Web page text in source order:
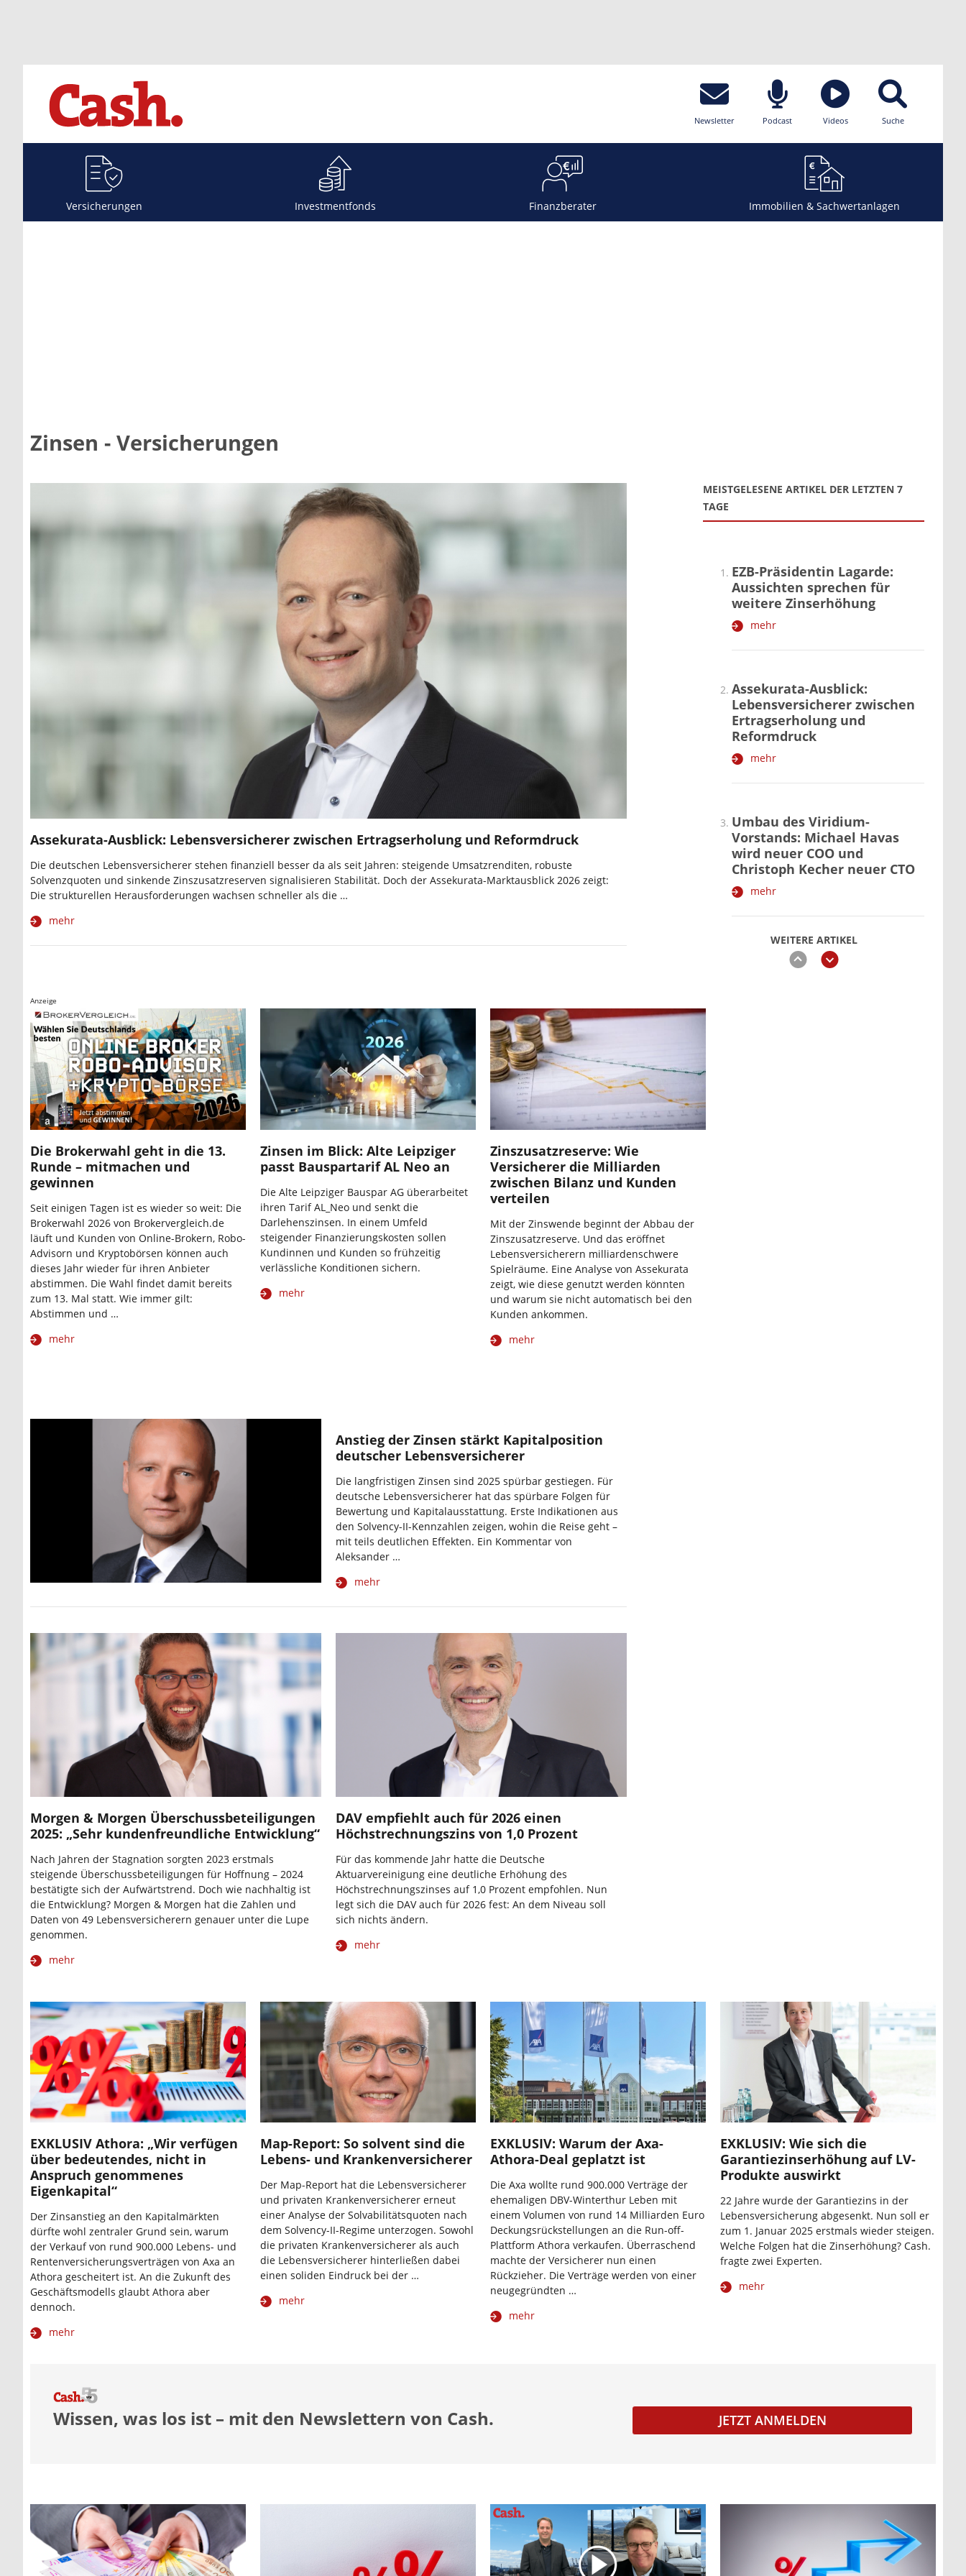
Newsletter Podcast Videos Suche
Versicherungen Investmentfonds Finanzberater Immobilien & Sachwertanlagen
Zinsen - Versicherungen
Assekurata-Ausblick: Lebensversicherer zwischen Ertragserholung und Reformdruck
Die deutschen Lebensversicherer stehen finanziell besser da als seit Jahren: steigende Umsatzrenditen, robuste
Solvenzquoten und sinkende Zinszusatzreserven signalisieren Stabilität. Doch der Assekurata-Marktausblick 2026 zeigt:
Die strukturellen Herausforderungen wachsen schneller als die …
mehr
MEISTGELESENE ARTIKEL DER LETZTEN 7
TAGE
WEITERE ARTIKEL
zurückweiter
EZB-Präsidentin Lagarde:
Aussichten sprechen für
weitere Zinserhöhung
mehr
Assekurata-Ausblick:
Lebensversicherer zwischen
Ertragserholung und
Reformdruck
mehr
Umbau des Viridium-
Vorstands: Michael Havas
wird neuer COO und
Christoph Kecher neuer CTO
mehr
Anzeige
Die Brokerwahl geht in die 13.
Runde – mitmachen und
gewinnen
Seit einigen Tagen ist es wieder so weit: Die
Brokerwahl 2026 von Brokervergleich.de
läuft und Kunden von Online-Brokern, Robo-
Advisorn und Kryptobörsen können auch
dieses Jahr wieder für ihren Anbieter
abstimmen. Die Wahl findet damit bereits
zum 13. Mal statt. Wie immer gilt:
Abstimmen und …
mehr
Zinsen im Blick: Alte Leipziger
passt Bauspartarif AL Neo an
Die Alte Leipziger Bauspar AG überarbeitet
ihren Tarif AL_Neo und senkt die
Darlehenszinsen. In einem Umfeld
steigender Finanzierungskosten sollen
Kundinnen und Kunden so frühzeitig
verlässliche Konditionen sichern.
mehr
Zinszusatzreserve: Wie
Versicherer die Milliarden
zwischen Bilanz und Kunden
verteilen
Mit der Zinswende beginnt der Abbau der
Zinszusatzreserve. Und das eröffnet
Lebensversicherern milliardenschwere
Spielräume. Eine Analyse von Assekurata
zeigt, wie diese genutzt werden könnten
und warum sie nicht automatisch bei den
Kunden ankommen.
mehr
Anstieg der Zinsen stärkt Kapitalposition
deutscher Lebensversicherer
Die langfristigen Zinsen sind 2025 spürbar gestiegen. Für
deutsche Lebensversicherer hat das spürbare Folgen für
Bewertung und Kapitalausstattung. Erste Indikationen aus
den Solvency-II-Kennzahlen zeigen, wohin die Reise geht –
mit teils deutlichen Effekten. Ein Kommentar von
Aleksander …
mehr
Morgen & Morgen Überschussbeteiligungen
2025: „Sehr kundenfreundliche Entwicklung“
Nach Jahren der Stagnation sorgten 2023 erstmals
steigende Überschussbeteiligungen für Hoffnung – 2024
bestätigte sich der Aufwärtstrend. Doch wie nachhaltig ist
die Entwicklung? Morgen & Morgen hat die Zahlen und
Daten von 49 Lebensversicherern genauer unter die Lupe
genommen.
mehr
DAV empfiehlt auch für 2026 einen
Höchstrechnungszins von 1,0 Prozent
Für das kommende Jahr hatte die Deutsche
Aktuarvereinigung eine deutliche Erhöhung des
Höchstrechnungszinses auf 1,0 Prozent empfohlen. Nun
legt sich die DAV auch für 2026 fest: An dem Niveau soll
sich nichts ändern.
mehr
EXKLUSIV Athora: „Wir verfügen
über bedeutendes, nicht in
Anspruch genommenes
Eigenkapital“
Der Zinsanstieg an den Kapitalmärkten
dürfte wohl zentraler Grund sein, warum
der Verkauf von rund 900.000 Lebens- und
Rentenversicherungsverträgen von Axa an
Athora gescheitert ist. An die Zukunft des
Geschäftsmodells glaubt Athora aber
dennoch.
mehr
Map-Report: So solvent sind die
Lebens- und Krankenversicherer
Der Map-Report hat die Lebensversicherer
und privaten Krankenversicherer erneut
einer Analyse der Solvabilitätsquoten nach
dem Solvency-II-Regime unterzogen. Sowohl
die privaten Krankenversicherer als auch
die Lebensversicherer hinterließen dabei
einen soliden Eindruck bei der …
mehr
EXKLUSIV: Warum der Axa-
Athora-Deal geplatzt ist
Die Axa wollte rund 900.000 Verträge der
ehemaligen DBV-Winterthur Leben mit
einem Volumen von rund 14 Milliarden Euro
Deckungsrückstellungen an die Run-off-
Plattform Athora verkaufen. Überraschend
machte der Versicherer nun einen
Rückzieher. Die Verträge werden von einer
neugegründten …
mehr
EXKLUSIV: Wie sich die
Garantiezinserhöhung auf LV-
Produkte auswirkt
22 Jahre wurde der Garantiezins in der
Lebensversicherung abgesenkt. Nun soll er
zum 1. Januar 2025 erstmals wieder steigen.
Welche Folgen hat die Zinserhöhung? Cash.
fragte zwei Experten.
mehr
Wissen, was los ist – mit den Newslettern von Cash. JETZT ANMELDEN